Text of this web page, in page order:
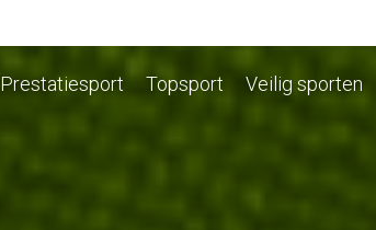
Prestatiesport Topsport Veilig sporten